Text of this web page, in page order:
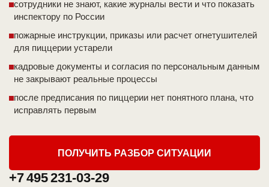
сотрудники не знают, какие журналы вести и что показать
инспектору по России
пожарные инструкции, приказы или расчет огнетушителей
для пиццерии устарели
кадровые документы и согласия по персональным данным
не закрывают реальные процессы
после предписания по пиццерии нет понятного плана, что
исправлять первым
ПОЛУЧИТЬ РАЗБОР СИТУАЦИИ
+7 495 231-03-29